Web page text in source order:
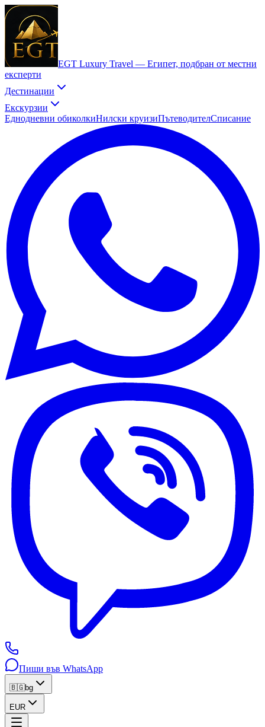
EGT Luxury Travel — Египет, подбран от местни
експерти
Дестинации
Екскурзии
Еднодневни обиколкиНилски круизиПътеводителСписание
Пиши във WhatsApp
🇧🇬bg
EUR